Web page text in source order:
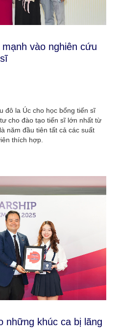
vào nghiên cứu
đô la Úc cho học bổng tiến sĩ
cho đào tạo tiến sĩ lớn nhất từ
năm đầu tiên tất cả các suất
thích hợp.
những khúc ca bị lãng